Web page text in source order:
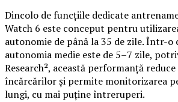
Dincolo de funcțiile dedicate
Watch 6 este conceput pentru
autonomie de până la 35 de zile. Într-o
autonomia medie este de 5–7 zile,
Research², această performanță
încărcărilor și permite monitorizarea
lungi, cu mai puține întreruperi.